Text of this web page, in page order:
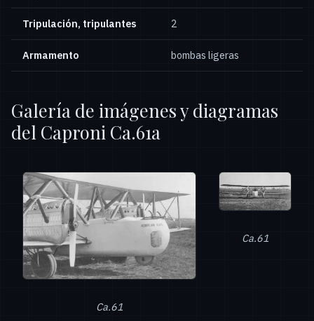
Tripulación, tripulantes 2
Armamento bombas ligeras
Galería de imágenes y diagramas
del Caproni Ca.61a
Ca.61
Ca.61